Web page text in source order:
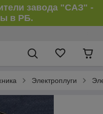
завода "САЗ" -
в РБ.
Электроплуги